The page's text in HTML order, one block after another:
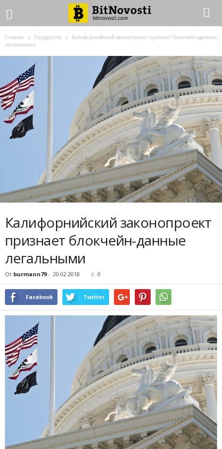
Главная Государство
Калифорнийский законопроект признает блокчейн-данные
легальными
Калифорнийский законопроект
признает блокчейн-данные
легальными
От burmann79- 20.02.2018 0
Facebook Twitter